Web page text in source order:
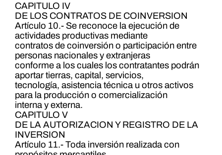
CAPITULO IV
DE LOS CONTRATOS DE COINVERSION
Artículo 10.- Se reconoce la ejecución de
actividades productivas mediante
contratos de coinversión o participación entre
personas nacionales y extranjeras
conforme a los cuales los contratantes podrán
aportar tierras, capital, servicios,
tecnología, asistencia técnica u otros activos
para la producción o comercialización
interna y externa.
CAPITULO V
DE LA AUTORIZACION Y REGISTRO DE LA
INVERSION
Artículo 11.- Toda inversión realizada con